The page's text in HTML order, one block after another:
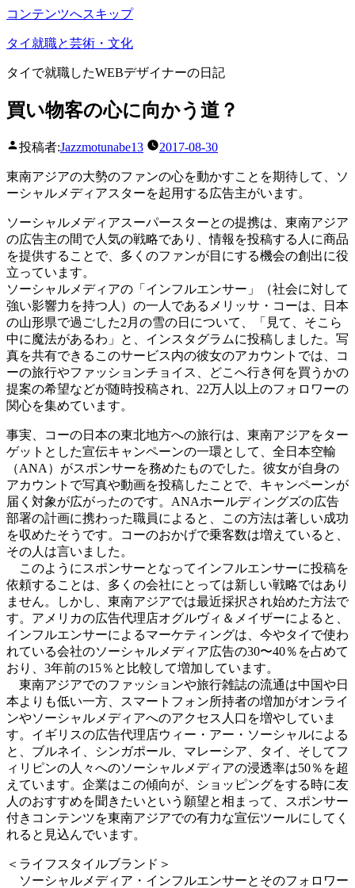
コンテンツへスキップ
タイ就職と芸術・文化
タイで就職したWEBデザイナーの日記
買い物客の心に向かう道？
投稿者:Jazzmotunabe13 2017-08-30
東南アジアの大勢のファンの心を動かすことを期待して、ソ
ーシャルメディアスターを起用する広告主がいます。
ソーシャルメディアスーパースターとの提携は、東南アジア
の広告主の間で人気の戦略であり、情報を投稿する人に商品
を提供することで、多くのファンが目にする機会の創出に役
立っています。
ソーシャルメディアの「インフルエンサー」（社会に対して
強い影響力を持つ人）の一人であるメリッサ・コーは、日本
の山形県で過ごした2月の雪の日について、「見て、そこら
中に魔法があるわ」と、インスタグラムに投稿しました。写
真を共有できるこのサービス内の彼女のアカウントでは、コ
ーの旅行やファッションチョイス、どこへ行き何を買うかの
提案の希望などが随時投稿され、22万人以上のフォロワーの
関心を集めています。
事実、コーの日本の東北地方への旅行は、東南アジアをター
ゲットとした宣伝キャンペーンの一環として、全日本空輸
（ANA）がスポンサーを務めたものでした。彼女が自身の
アカウントで写真や動画を投稿したことで、キャンペーンが
届く対象が広がったのです。ANAホールディングズの広告
部署の計画に携わった職員によると、この方法は著しい成功
を収めたそうです。コーのおかげで乗客数は増えていると、
その人は言いました。
このようにスポンサーとなってインフルエンサーに投稿を
依頼することは、多くの会社にとっては新しい戦略ではあり
ません。しかし、東南アジアでは最近採択され始めた方法で
す。アメリカの広告代理店オグルヴィ＆メイザーによると、
インフルエンサーによるマーケティングは、今やタイで使わ
れている会社のソーシャルメディア広告の30〜40％を占めて
おり、3年前の15％と比較して増加しています。
東南アジアでのファッションや旅行雑誌の流通は中国や日
本よりも低い一方、スマートフォン所持者の増加がオンライ
ンやソーシャルメディアへのアクセス人口を増やしていま
す。イギリスの広告代理店ウィー・アー・ソーシャルによる
と、ブルネイ、シンガポール、マレーシア、タイ、そしてフ
ィリピンの人々へのソーシャルメディアの浸透率は50％を超
えています。企業はこの傾向が、ショッピングをする時に友
人のおすすめを聞きたいという願望と相まって、スポンサー
付きコンテンツを東南アジアでの有力な宣伝ツールにしてく
れると見込んでいます。
＜ライフスタイルブランド＞
ソーシャルメディア・インフルエンサーとそのフォロワー